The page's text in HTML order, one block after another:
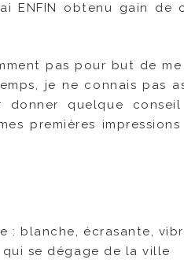
ENFIN obtenu gain
pas pour but de
je ne connais pas
donner quelque
premières
: blanche, écrasante,
qui se dégage de la ville